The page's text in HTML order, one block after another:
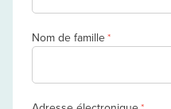
Nom de famille*